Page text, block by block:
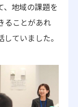
、地域の課題を
ることがあれ
ていました。